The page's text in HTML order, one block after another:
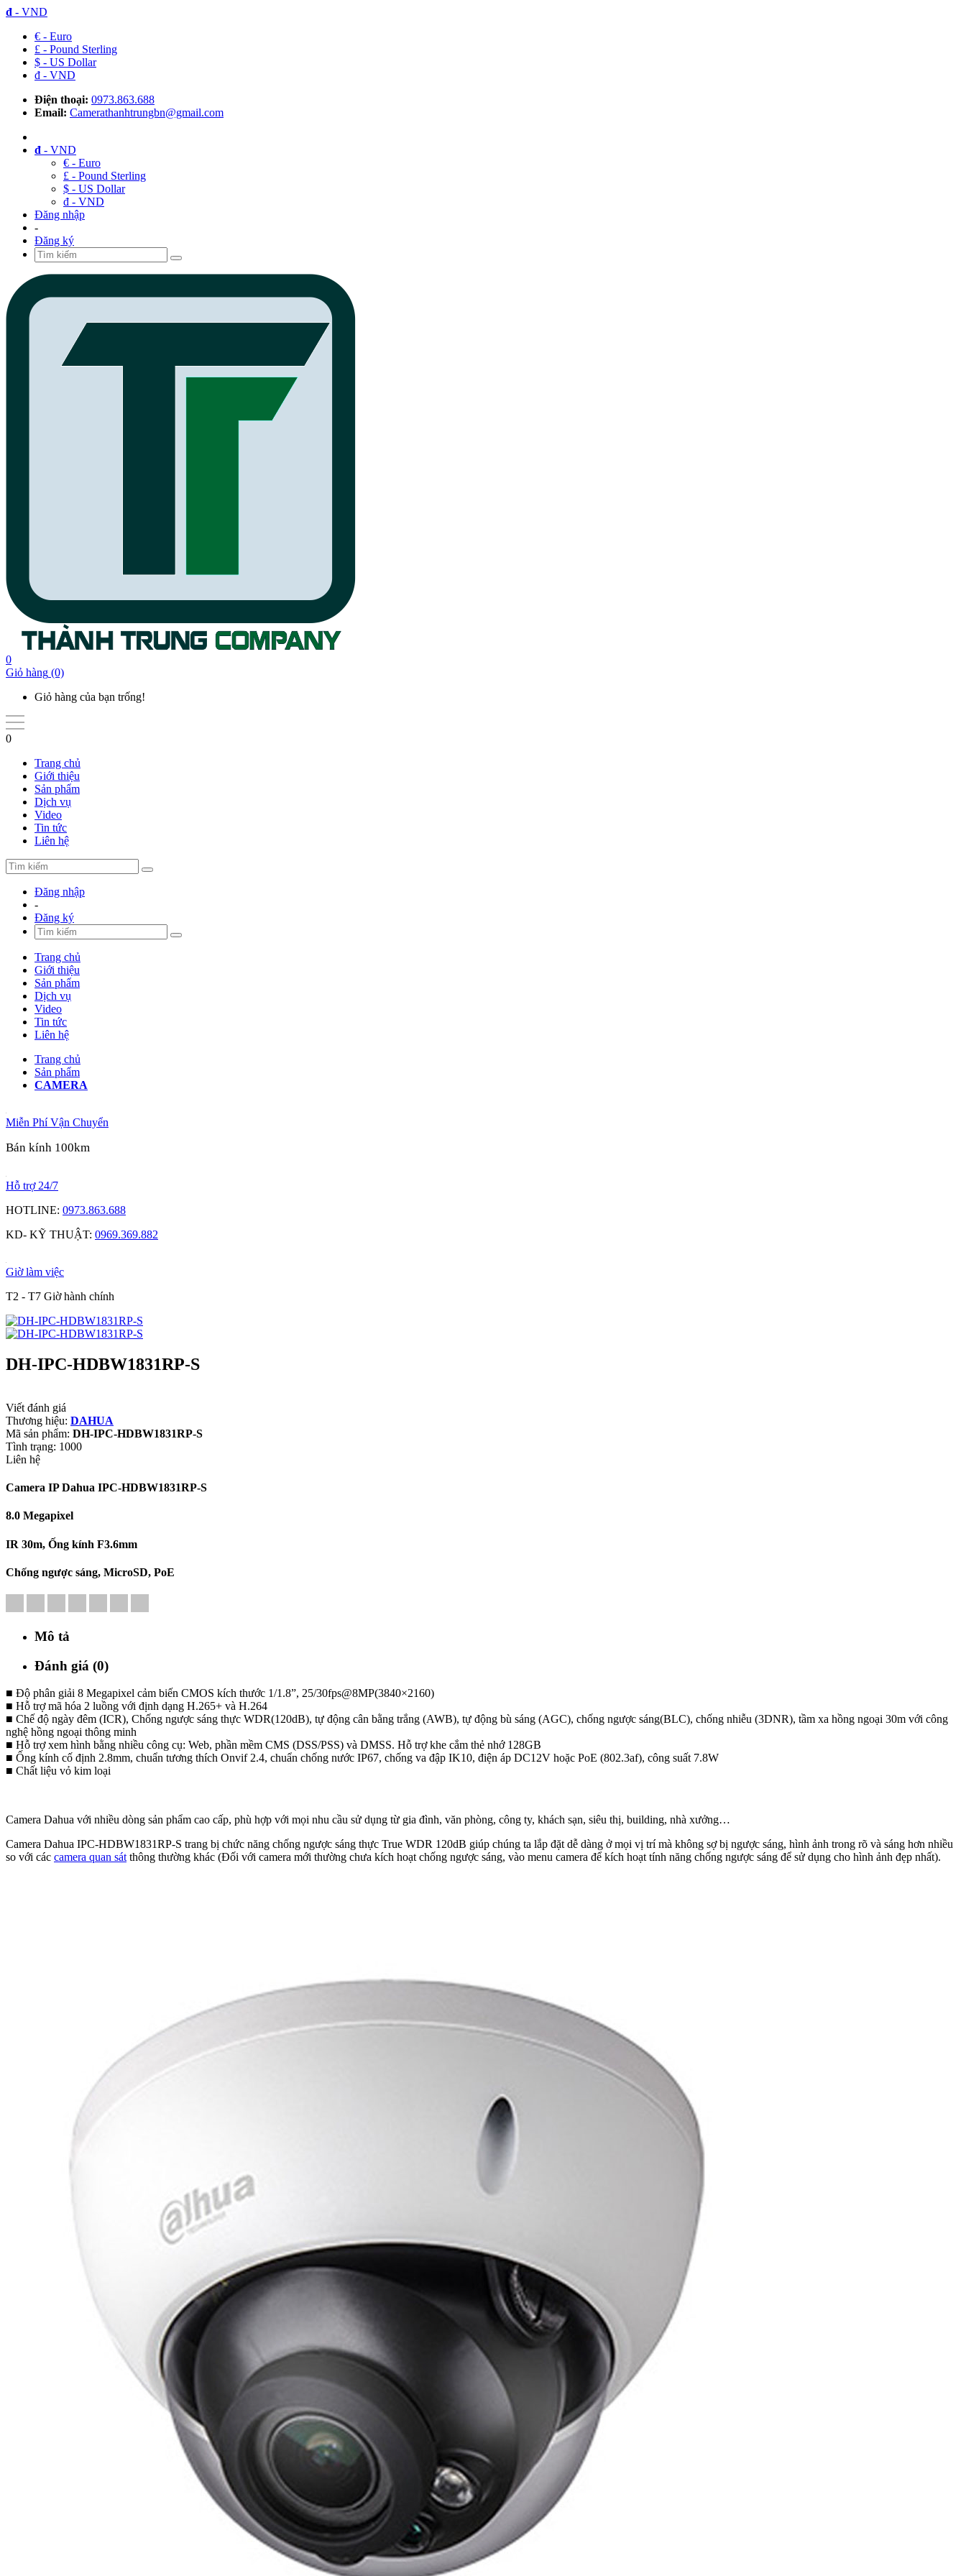
đ - VND
€ - Euro
£ - Pound Sterling
$ - US Dollar
đ - VND
Điện thoại: 0973.863.688
Email: Camerathanhtrungbn@gmail.com
đ - VND
€ - Euro
£ - Pound Sterling
$ - US Dollar
đ - VND
Đăng nhập
-
Đăng ký
0
Giỏ hàng (0)
Giỏ hàng của bạn trống!
0
Trang chủ
Giới thiệu
Sản phẩm
Dịch vụ
Video
Tin tức
Liên hệ
Đăng nhập
-
Đăng ký
Trang chủ
Giới thiệu
Sản phẩm
Dịch vụ
Video
Tin tức
Liên hệ
Trang chủ
Sản phẩm
CAMERA
Miễn Phí Vận Chuyển
Bán kính 100km
Hỗ trợ 24/7
HOTLINE: 0973.863.688
KD- KỸ THUẬT: 0969.369.882
Giờ làm việc
T2 - T7 Giờ hành chính
DH-IPC-HDBW1831RP-S
Viết đánh giá
Thương hiệu: DAHUA
Mã sản phẩm: DH-IPC-HDBW1831RP-S
Tình trạng: 1000
Liên hệ
Camera IP Dahua IPC-HDBW1831RP-S
8.0 Megapixel
IR 30m, Ống kính F3.6mm
Chống ngược sáng, MicroSD, PoE
Mô tả
Đánh giá (0)
■ Độ phân giải 8 Megapixel cảm biến CMOS kích thước 1/1.8”, 25/30fps@8MP(3840×2160)
■ Hỗ trợ mã hóa 2 luồng với định dạng H.265+ và H.264
■ Chế độ ngày đêm (ICR), Chống ngược sáng thực WDR(120dB), tự động cân bằng trắng (AWB), tự động bù sáng (AGC), chống ngược sáng(BLC), chống nhiễu (3DNR), tầm xa hồng ngoại 30m với công
nghệ hồng ngoại thông minh
■ Hỗ trợ xem hình bằng nhiều công cụ: Web, phần mềm CMS (DSS/PSS) và DMSS. Hỗ trợ khe cắm thẻ nhớ 128GB
■ Ống kính cố định 2.8mm, chuẩn tương thích Onvif 2.4, chuẩn chống nước IP67, chống va đập IK10, điện áp DC12V hoặc PoE (802.3af), công suất 7.8W
■ Chất liệu vỏ kim loại
Camera Dahua với nhiều dòng sản phẩm cao cấp, phù hợp với mọi nhu cầu sử dụng từ gia đình, văn phòng, công ty, khách sạn, siêu thị, building, nhà xưởng…
Camera Dahua IPC-HDBW1831RP-S trang bị chức năng chống ngược sáng thực True WDR 120dB giúp chúng ta lắp đặt dễ dàng ở mọi vị trí mà không sợ bị ngược sáng, hình ảnh trong rõ và sáng hơn nhiều
so với các camera quan sát thông thường khác (Đối với camera mới thường chưa kích hoạt chống ngược sáng, vào menu camera để kích hoạt tính năng chống ngược sáng để sử dụng cho hình ảnh đẹp nhất).